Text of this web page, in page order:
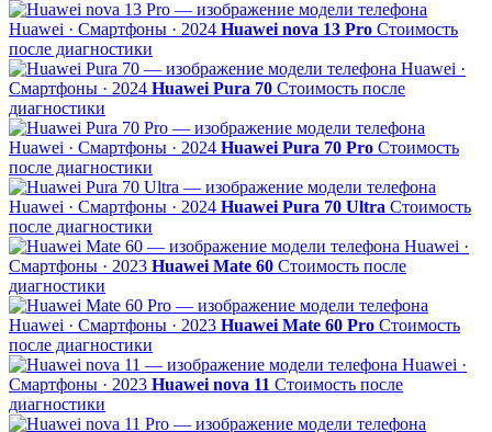
Huawei · Смартфоны · 2024 Huawei nova 13 Pro Стоимость
после диагностики
Huawei ·
Смартфоны · 2024 Huawei Pura 70 Стоимость после
диагностики
Huawei · Смартфоны · 2024 Huawei Pura 70 Pro Стоимость
после диагностики
Huawei · Смартфоны · 2024 Huawei Pura 70 Ultra Стоимость
после диагностики
Huawei ·
Смартфоны · 2023 Huawei Mate 60 Стоимость после
диагностики
Huawei · Смартфоны · 2023 Huawei Mate 60 Pro Стоимость
после диагностики
Huawei ·
Смартфоны · 2023 Huawei nova 11 Стоимость после
диагностики